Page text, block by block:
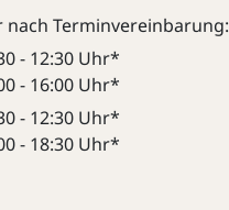
nach Terminvereinbarung:
- 12:30 Uhr*
- 16:00 Uhr*
- 12:30 Uhr*
- 18:30 Uhr*